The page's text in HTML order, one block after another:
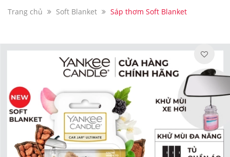
Trang chủ Soft Blanket Sáp thơm Soft Blanket